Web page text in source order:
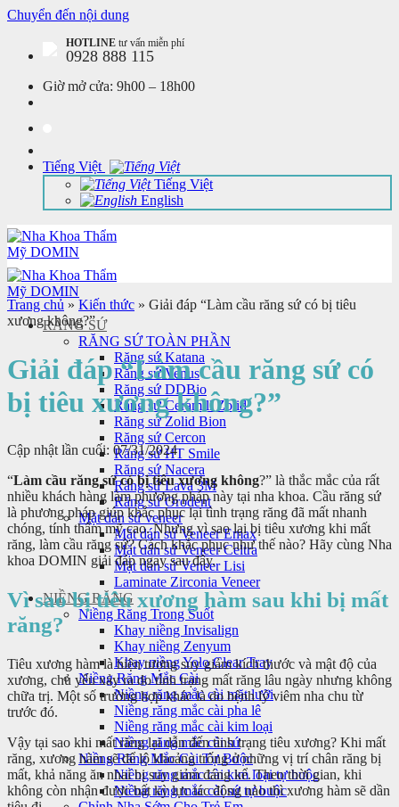
Chuyển đến nội dung
HOTLINE tư vấn miễn phí
0928 888 115
Giờ mở cửa: 9h00 – 18h00
Tiếng Việt
Tiếng Việt
English
RĂNG SỨ
RĂNG SỨ TOÀN PHẦN
Răng sứ Katana
Răng sứ Venus
Răng sứ DDBio
Răng sứ Ceramill Zolid
Răng sứ Zolid Bion
Răng sứ Cercon
Răng sứ HT Smile
Răng sứ Nacera
Răng sứ Lava 3M
Răng sứ Orodent
Mặt dán sứ veneer
Mặt dán sứ Veneer Emax
Mặt dán sứ Veneer Celtra
Mặt dán sứ Veneer Lisi
Laminate Zirconia Veneer
NIỀNG RĂNG
Niềng Răng Trong Suốt
Khay niềng Invisalign
Khay niềng Zenyum
Khay niềng Yolo Clear Tray
Niềng Răng Mắc Cài
Niềng răng mắc cài mặt lưỡi
Niềng răng mắc cài pha lê
Niềng răng mắc cài kim loại
Niềng răng mắc cài sứ
Niềng Răng Mắc Cài Tự Buộc
Niềng răng mắc cài kim loại tự buộc
Niềng răng mắc cài sứ tự buộc
Trang chủ » Kiến thức » Giải đáp “Làm cầu răng sứ có bị tiêu
xương không?”
Giải đáp “Làm cầu răng sứ có
bị tiêu xương không?”
Cập nhật lần cuối: 07/31/2024
“Làm cầu răng sứ có bị tiêu xương không?” là thắc mắc của rất
nhiều khách hàng làm phương pháp này tại nha khoa. Cầu răng sứ
là phương pháp giúp khắc phục lại tình trạng răng đã mất nhanh
chóng, tính thẩm mỹ cao. Nhưng vì sao lại bị tiêu xương khi mất
răng, làm cầu răng sứ? Cách khắc phục như thế nào? Hãy cùng Nha
khoa DOMIN giải đáp ngay sau đây.
Vì sao bị tiêu xương hàm sau khi bị mất
răng?
Tiêu xương hàm là hiện tượng suy giảm kích thước và mật độ của
xương, chủ yếu xảy ra do tình trạng mất răng lâu ngày nhưng không
chữa trị. Một số trường hợp khác là do bệnh lý viêm nha chu từ
trước đó.
Vậy tại sao khi mất răng lại dẫn đến tình trạng tiêu xương? Khi mất
răng, xương hàm sẽ để lộ khoảng trống ở những vị trí chân răng bị
mất, khả năng ăn nhai bị suy giảm đáng kể. Theo thời gian, khi
không còn nhận được bất kỳ lực tác động nào thì xương hàm sẽ dần